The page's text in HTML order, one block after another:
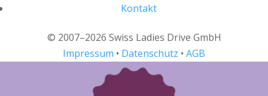
Kontakt
© 2007–2026 Swiss Ladies Drive GmbH
Impressum • Datenschutz • AGB